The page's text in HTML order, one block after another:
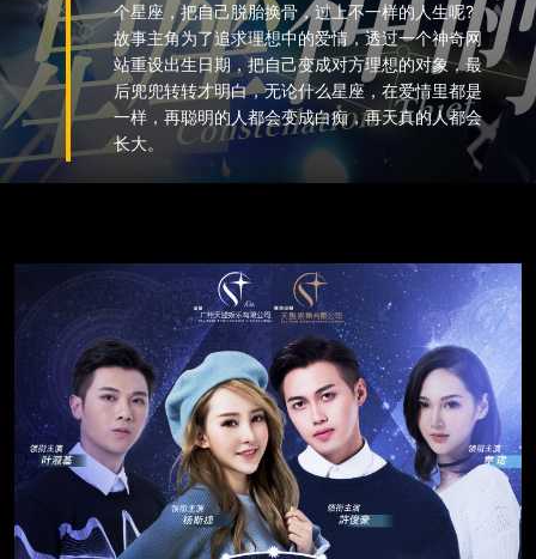
个星座，把自己脱胎换骨，过上不一样的人生呢?
故事主角为了追求理想中的爱情，透过一个神奇网
站重设出生日期，把自己变成对方理想的对象，最
后兜兜转转才明白，无论什么星座，在爱情里都是
一样，再聪明的人都会变成白痴，再天真的人都会
长大。